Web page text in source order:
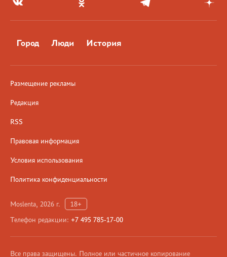
Город Люди История
Размещение рекламы
Редакция
RSS
Правовая информация
Условия использования
Политика конфиденциальности
Moslenta, 2026 г.
18+
Телефон редакции: +7 495 785-17-00
Все права защищены. Полное или частичное копирование